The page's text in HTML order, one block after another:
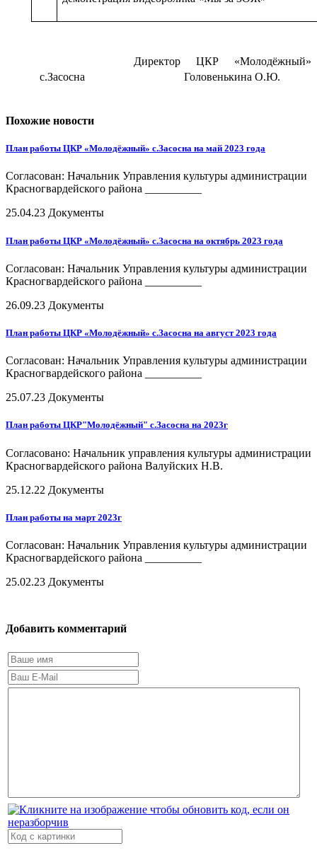
Директор ЦКР «Молодёжный»
с.Засосна Головенькина О.Ю.
Похожие новости
План работы ЦКР «Молодёжный» с.Засосна на май 2023 года
Согласован: Начальник Управления культуры администрации
Красногвардейского района __________
25.04.23 Документы
План работы ЦКР «Молодёжный» с.Засосна на октябрь 2023 года
Согласован: Начальник Управления культуры администрации
Красногвардейского района __________
26.09.23 Документы
План работы ЦКР «Молодёжный» с.Засосна на август 2023 года
Согласован: Начальник Управления культуры администрации
Красногвардейского района __________
25.07.23 Документы
План работы ЦКР"Молодёжный" с.Засосна на 2023г
Согласовано: Начальник управления культуры администрации
Красногвардейского района Валуйских Н.В.
25.12.22 Документы
План работы на март 2023г
Согласован: Начальник Управления культуры администрации
Красногвардейского района __________
25.02.23 Документы
Добавить комментарий